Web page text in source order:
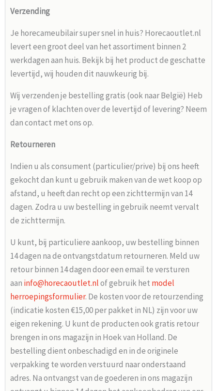
Verzending
Je horecameubilair super snel in huis? Horecaoutlet.nl
levert een groot deel van het assortiment binnen 2
werkdagen aan huis. Bekijk bij het product de geschatte
levertijd, wij houden dit nauwkeurig bij.
Wij verzenden je bestelling gratis (ook naar België) Heb
je vragen of klachten over de levertijd of levering? Neem
dan contact met ons op.
Retourneren
Indien u als consument (particulier/prive) bij ons heeft
gekocht dan kunt u gebruik maken van de wet koop op
afstand, u heeft dan recht op een zichttermijn van 14
dagen. Zodra u uw bestelling in gebruik neemt vervalt
de zichttermijn.
U kunt, bij particuliere aankoop, uw bestelling binnen
14 dagen na de ontvangstdatum retourneren. Meld uw
retour binnen 14 dagen door een email te versturen
aan info@horecaoutlet.nlof gebruik het model
herroepingsformulier. De kosten voor de retourzending
(indicatie kosten €15,00 per pakket in NL) zijn voor uw
eigen rekening. U kunt de producten ook gratis retour
brengen in ons magazijn in Hoek van Holland. De
bestelling dient onbeschadigd en in de originele
verpakking te worden verstuurd naar onderstaand
adres. Na ontvangst van de goederen in ons magazijn